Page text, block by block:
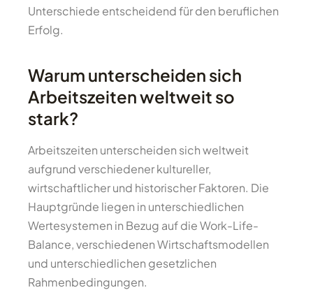
Unterschiede entscheidend für den beruflichen
Erfolg.
Warum unterscheiden sich
Arbeitszeiten weltweit so
stark?
Arbeitszeiten unterscheiden sich weltweit
aufgrund verschiedener kultureller,
wirtschaftlicher und historischer Faktoren. Die
Hauptgründe liegen in unterschiedlichen
Wertesystemen in Bezug auf die Work-Life-
Balance, verschiedenen Wirtschaftsmodellen
und unterschiedlichen gesetzlichen
Rahmenbedingungen.